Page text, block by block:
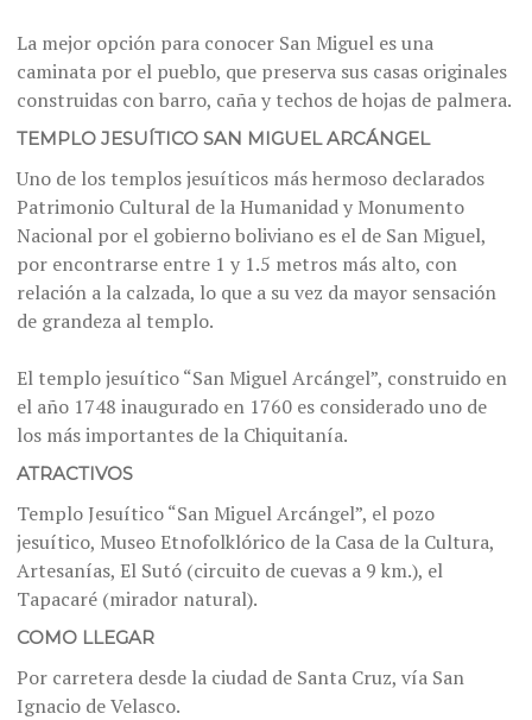
La mejor opción para conocer San Miguel es una
caminata por el pueblo, que preserva sus casas originales
construidas con barro, caña y techos de hojas de palmera.
TEMPLO JESUÍTICO SAN MIGUEL ARCÁNGEL
Uno de los templos jesuíticos más hermoso declarados
Patrimonio Cultural de la Humanidad y Monumento
Nacional por el gobierno boliviano es el de San Miguel,
por encontrarse entre 1 y 1.5 metros más alto, con
relación a la calzada, lo que a su vez da mayor sensación
de grandeza al templo.
El templo jesuítico “San Miguel Arcángel”, construido en
el año 1748 inaugurado en 1760 es considerado uno de
los más importantes de la Chiquitanía.
ATRACTIVOS
Templo Jesuítico “San Miguel Arcángel”, el pozo
jesuítico, Museo Etnofolklórico de la Casa de la Cultura,
Artesanías, El Sutó (circuito de cuevas a 9 km.), el
Tapacaré (mirador natural).
COMO LLEGAR
Por carretera desde la ciudad de Santa Cruz, vía San
Ignacio de Velasco.